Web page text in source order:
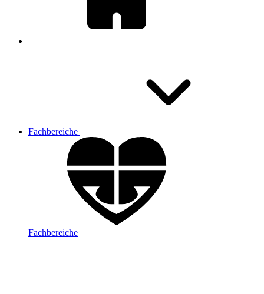
Fachbereiche
Fachbereiche